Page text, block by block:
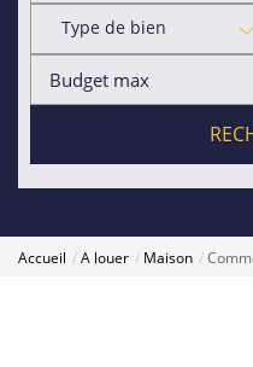
Type de bien
Accueil A louer Maison